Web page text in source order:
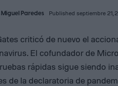
Miguel Paredes Published septiembre 21,
criticó de nuevo el
El cofundador de
rápidas sigue siendo
de la declaratoria de